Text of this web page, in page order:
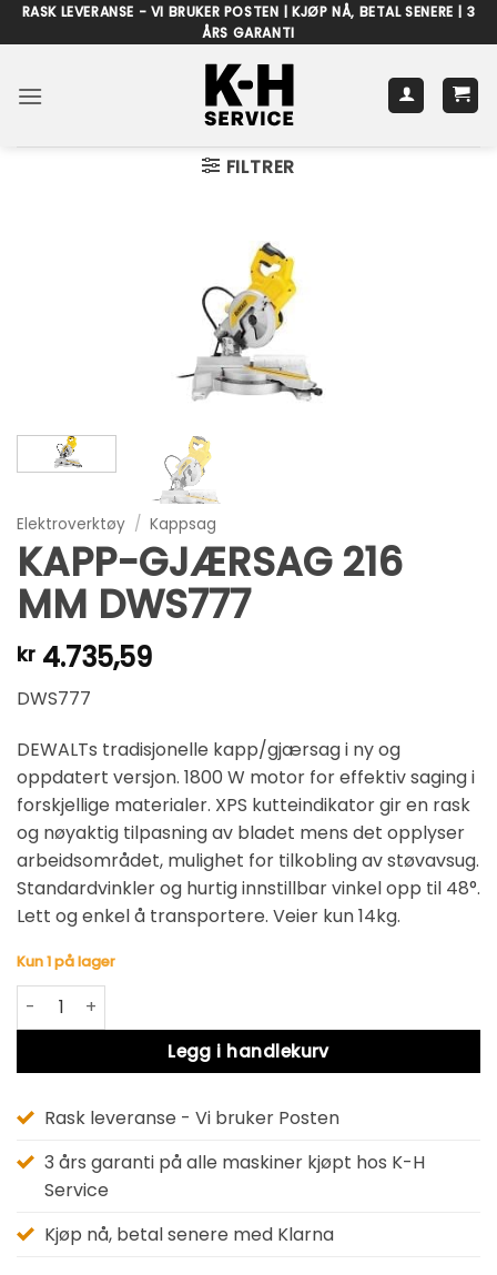
Skip
to
RASK LEVERANSE - VI BRUKER POSTEN | KJØP NÅ, BETAL SENERE | 3
ÅRS GARANTI
FILTRER
Elektroverktøy / Kappsag
KAPP-GJÆRSAG 216
MM DWS777
kr 4.735,59
DWS777
DEWALTs tradisjonelle kapp/gjærsag i ny og
oppdatert versjon. 1800 W motor for effektiv saging i
forskjellige materialer. XPS kutteindikator gir en rask
og nøyaktig tilpasning av bladet mens det opplyser
arbeidsområdet, mulighet for tilkobling av støvavsug.
Standardvinkler og hurtig innstillbar vinkel opp til 48°.
Lett og enkel å transportere. Veier kun 14kg.
Kun 1 på lager
KAPP-GJÆRSAG 216 MM DWS777 antall
Legg i handlekurv
Alternative:
Rask leveranse - Vi bruker Posten
3 års garanti på alle maskiner kjøpt hos K-H
Service
Kjøp nå, betal senere med Klarna